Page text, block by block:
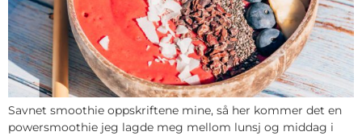
Savnet smoothie oppskriftene mine, så her kommer det en
powersmoothie jeg lagde meg mellom lunsj og middag i